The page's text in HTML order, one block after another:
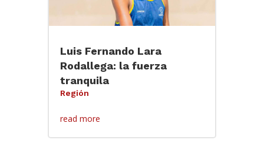
Luis Fernando Lara
Rodallega: la fuerza
tranquila
Región
read more